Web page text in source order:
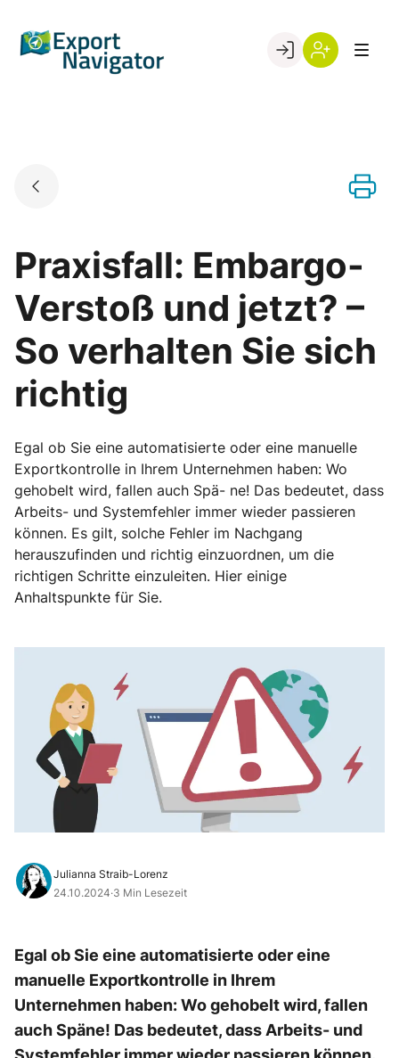
content
Go to landing page.
Praxisfall: Embargo-
Verstoß und jetzt? –
So verhalten Sie sich
richtig
Egal ob Sie eine automatisierte oder eine manuelle
Exportkontrolle in Ihrem Unternehmen haben: Wo
gehobelt wird, fallen auch Spä- ne! Das bedeutet, dass
Arbeits- und Systemfehler immer wieder passieren
können. Es gilt, solche Fehler im Nachgang
herauszufinden und richtig einzuordnen, um die
richtigen Schritte einzuleiten. Hier einige
Anhaltspunkte für Sie.
Julianna Straib-Lorenz
24.10.2024·3 Min Lesezeit
Egal ob Sie eine automatisierte oder eine
manuelle Exportkontrolle in Ihrem
Unternehmen haben: Wo gehobelt wird, fallen
auch Späne! Das bedeutet, dass Arbeits- und